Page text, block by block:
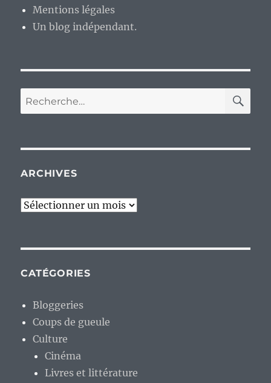
Mentions légales
Un blog indépendant.
Recherche
pour :
ARCHIVES
Archives
CATÉGORIES
Bloggeries
Coups de gueule
Culture
Cinéma
Livres et littérature